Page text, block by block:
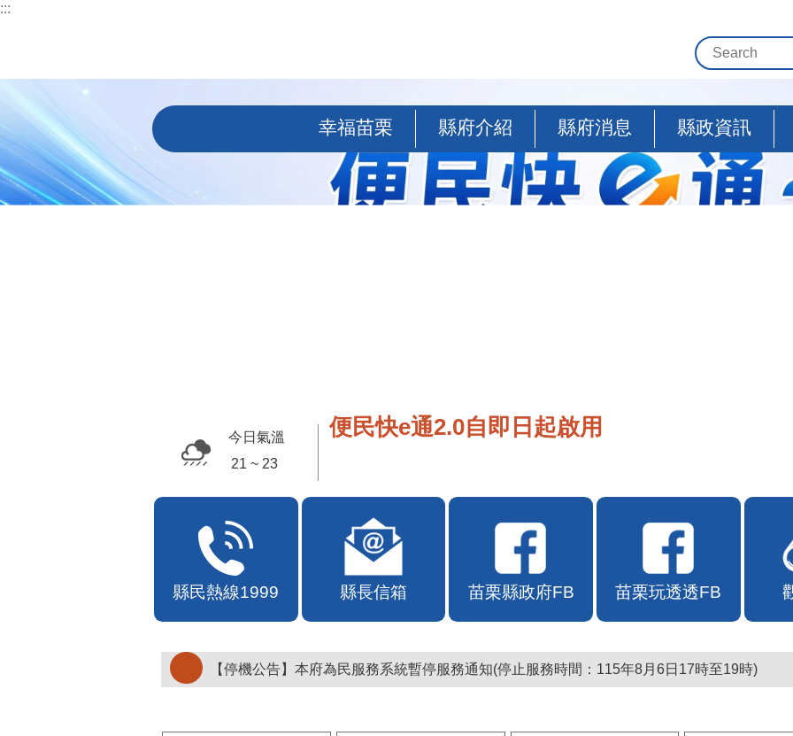
跳到主要內容區塊
:::
幸福苗栗 縣府介紹 縣府消息 縣政資訊
便民快e通2.0自即日起啟用
今日氣溫
30 ~ 33
縣民熱線1999 縣長信箱 苗栗縣政府FB 苗栗玩透透FB
【停機公告】本府為民服務系統暫停服務通知(停止服務時間：115年8月6日17時至19時)